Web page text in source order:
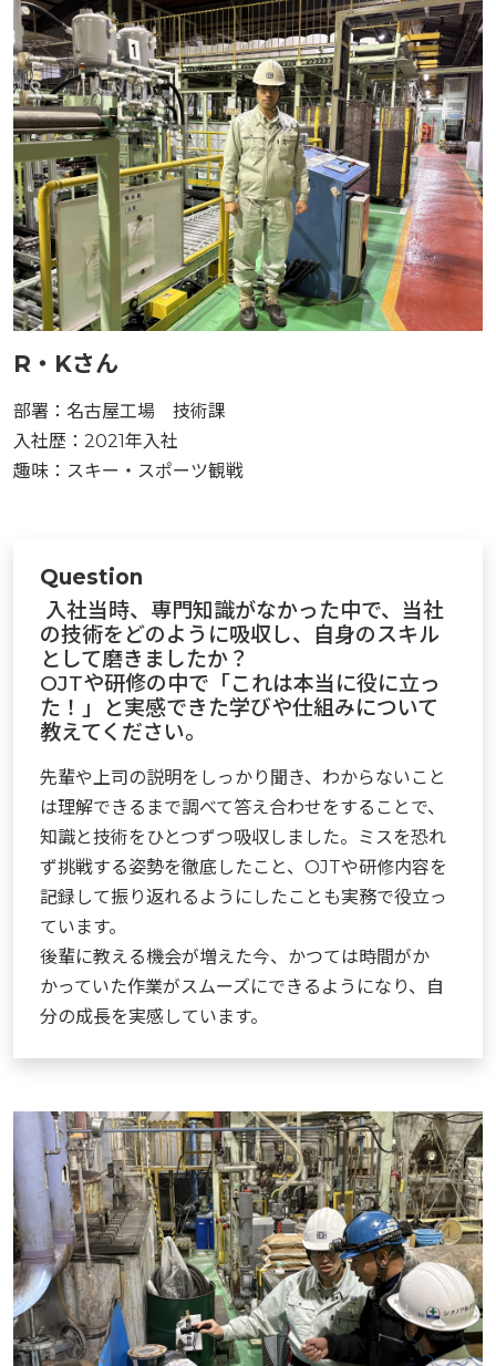
R・Kさん
部署：名古屋工場 技術課
入社歴：2021年入社
趣味：スキー・スポーツ観戦
Question
入社当時、専門知識がなかった中で、当社
の技術をどのように吸収し、自身のスキル
として磨きましたか？
OJTや研修の中で「これは本当に役に立っ
た！」と実感できた学びや仕組みについて
教えてください。
先輩や上司の説明をしっかり聞き、わからないこと
は理解できるまで調べて答え合わせをすることで、
知識と技術をひとつずつ吸収しました。ミスを恐れ
ず挑戦する姿勢を徹底したこと、OJTや研修内容を
記録して振り返れるようにしたことも実務で役立っ
ています。
後輩に教える機会が増えた今、かつては時間がか
かっていた作業がスムーズにできるようになり、自
分の成長を実感しています。